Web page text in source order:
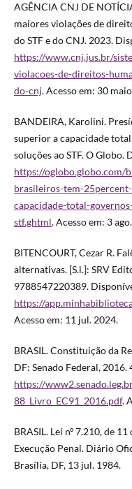
AGÊNCIA CNJ DE
maiores violações de
do STF e do CNJ. 2023.
https://www.cnj.jus.br/
violacoes-de-direitos-
do-cnj. Acesso em: 30
BANDEIRA, Karolini.
superior a capacidade
soluções ao STF. O Globo.
https://
brasileiros-tem-
capacidade-total-
stf.ghtml. Acesso em: 3
BITENCOURT, Cezar R.
alternativas. [S.l.]: SRV
9788547220389.
https://
Acesso em: 11 jul. 2024.
BRASIL. Constituição da
DF: Senado Federal,
https://
88_Livro_EC91_2016.pdf.
BRASIL. Lei nº 7.210, de
Execução Penal. Diário
Brasília, DF, 13 jul. 1984.